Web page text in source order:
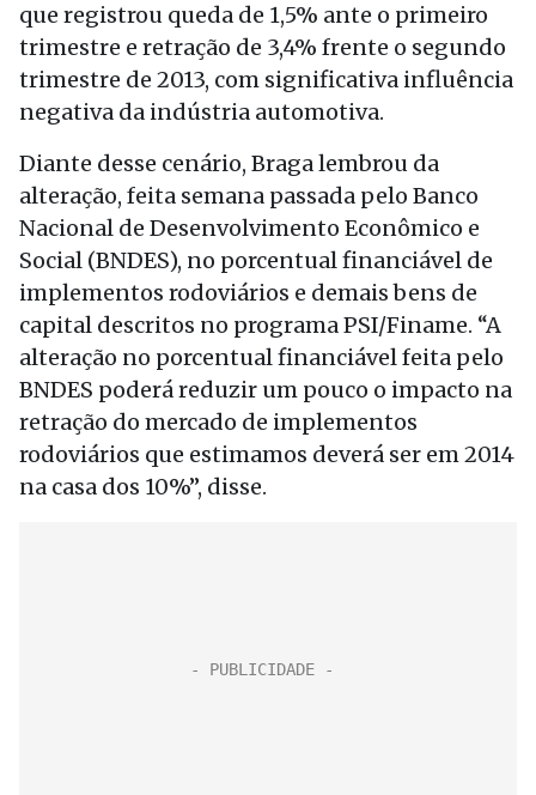
que registrou queda de 1,5% ante o primeiro
trimestre e retração de 3,4% frente o segundo
trimestre de 2013, com significativa influência
negativa da indústria automotiva.
Diante desse cenário, Braga lembrou da
alteração, feita semana passada pelo Banco
Nacional de Desenvolvimento Econômico e
Social (BNDES), no porcentual financiável de
implementos rodoviários e demais bens de
capital descritos no programa PSI/Finame. “A
alteração no porcentual financiável feita pelo
BNDES poderá reduzir um pouco o impacto na
retração do mercado de implementos
rodoviários que estimamos deverá ser em 2014
na casa dos 10%”, disse.